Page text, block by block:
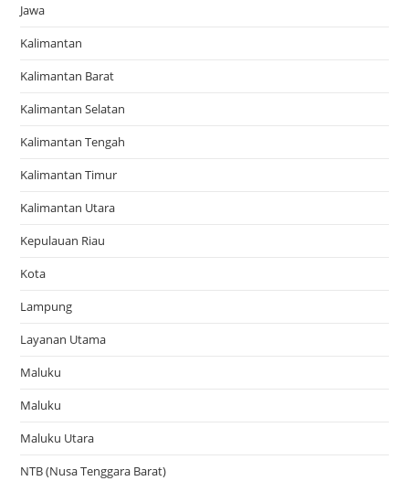
Jawa
Kalimantan
Kalimantan Barat
Kalimantan Selatan
Kalimantan Tengah
Kalimantan Timur
Kalimantan Utara
Kepulauan Riau
Kota
Lampung
Layanan Utama
Maluku
Maluku
Maluku Utara
NTB (Nusa Tenggara Barat)